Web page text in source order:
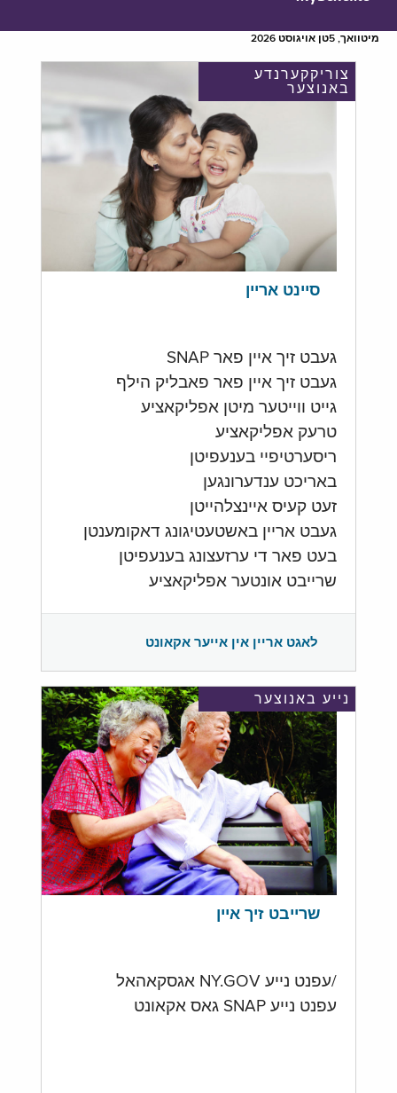
מיטוואך, 5טן אויגוסט 2026
צוריקקערנדע
באנוצער
סיינט אריין
געבט זיך איין פאר SNAP
געבט זיך איין פאר פאבליק הילף
גייט ווייטער מיטן אפליקאציע
טרעק אפליקאציע
ריסערטיפיי בענעפיטן
באריכט ענדערונגען
זעט קעיס איינצלהייטן
געבט אריין באשטעטיגונג דאקומענטן
בעט פאר די ערזעצונג בענעפיטן
שרייבט אונטער אפליקאציע
לאגט אריין אין אייער אקאונט
נייע באנוצער
שרייבט זיך איין
/עפנט נייע NY.GOV אגסקאהאל
עפנט נייע SNAP גאס אקאונט